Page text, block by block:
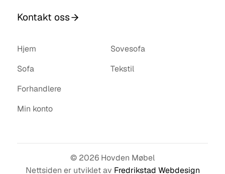
Kontakt oss
Hjem
Sofa
Sovesofa
Tekstil
Forhandlere
Min konto
© 2026 Hovden Møbel
Nettsiden er utviklet av Fredrikstad Webdesign